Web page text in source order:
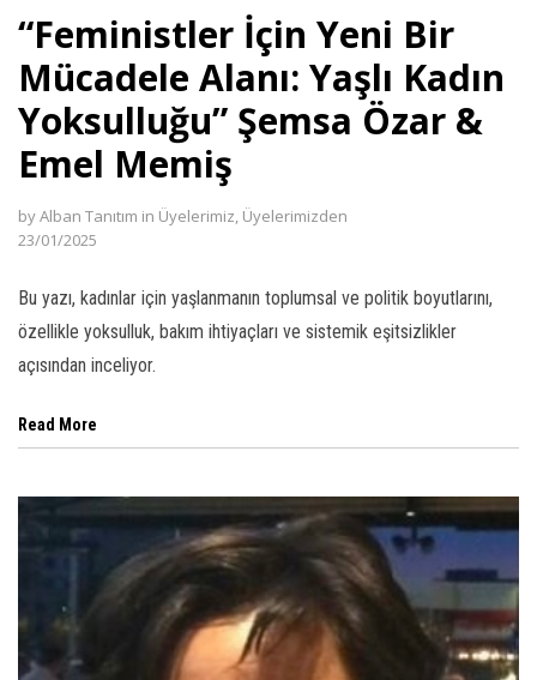
panel
panel
panel
Panel
panel
Panel
Panel
panel
satın al
“Feministler İçin Yeni Bir
Mücadele Alanı: Yaşlı Kadın
Yoksulluğu” Şemsa Özar &
Emel Memiş
byAlban Tanıtım in Üyelerimiz, Üyelerimizden
23/01/2025
Bu yazı, kadınlar için yaşlanmanın toplumsal ve politik boyutlarını,
özellikle yoksulluk, bakım ihtiyaçları ve sistemik eşitsizlikler
açısından inceliyor.
Read More